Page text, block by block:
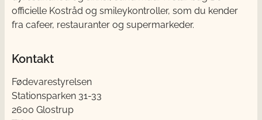
officielle Kostråd og smileykontroller, som du kender
fra cafeer, restauranter og supermarkeder.
Kontakt
Fødevarestyrelsen
Stationsparken 31-33
2600 Glostrup